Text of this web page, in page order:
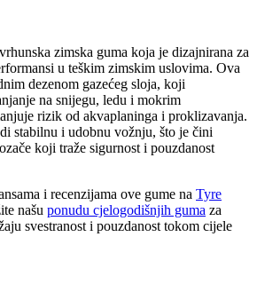
zimska guma koja je dizajnirana za
u teškim zimskim uslovima. Ova
dezenom gazećeg sloja, koji
na snijegu, ledu i mokrim
rizik od akvaplaninga i proklizavanja.
stabilnu i udobnu vožnju, što je čini
koji traže sigurnost i pouzdanost
i recenzijama ove gume na Tyre
našu ponudu cjelogodišnjih guma za
svestranost i pouzdanost tokom cijele